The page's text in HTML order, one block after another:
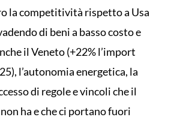
la competitività rispetto a Usa
di beni a basso costo e
il Veneto (+22% l’import
l’autonomia energetica, la
di regole e vincoli che il
ha e che ci portano fuori